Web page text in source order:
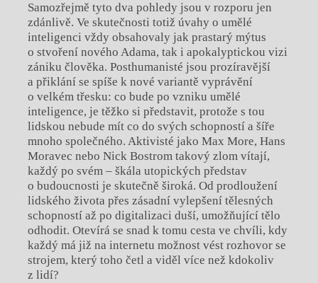
Samozřejmě tyto dva pohledy jsou v rozporu jen
zdánlivě. Ve skutečnosti totiž úvahy o umělé
inteligenci vždy obsahovaly jak prastarý mýtus
o stvoření nového Adama, tak i apokalyptickou vizi
zániku člověka. Posthumanisté jsou prozíravější
a přiklání se spíše k nové variantě vyprávění
o velkém třesku: co bude po vzniku umělé
inteligence, je těžko si představit, protože s tou
lidskou nebude mít co do svých schopností a šíře
mnoho společného. Aktivisté jako Max More, Hans
Moravec nebo Nick Bostrom takový zlom vítají,
každý po svém – škála utopických představ
o budoucnosti je skutečně široká. Od prodloužení
lidského života přes zásadní vylepšení tělesných
schopností až po digitalizaci duší, umožňující tělo
odhodit. Otevírá se snad k tomu cesta ve chvíli, kdy
každý má již na internetu možnost vést rozhovor se
strojem, který toho četl a viděl více než kdokoliv
z lidí?